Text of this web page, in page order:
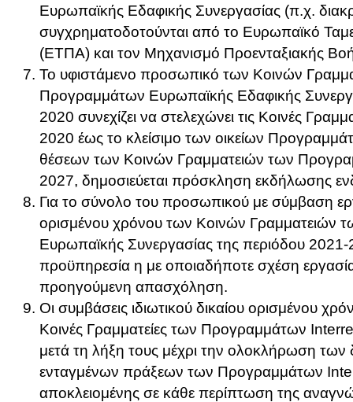
Ευρωπαϊκής Εδαφικής Συνεργασίας (π.χ.
συγχρηματοδοτούνται από το Ευρωπαϊκό
(ΕΤΠΑ) και τον Μηχανισμό Προενταξιακής
Το υφιστάμενο προσωπικό των Κοινών
Προγραμμάτων Ευρωπαϊκής Εδαφικής
2020 συνεχίζει να στελεχώνει τις Κοινές
2020 έως το κλείσιμο των οικείων
θέσεων των Κοινών Γραμματειών των
2027, δημοσιεύεται πρόσκληση εκδήλωσης
Για το σύνολο του προσωπικού με σύμβαση
ορισμένου χρόνου των Κοινών Γραμματειών
Ευρωπαϊκής Συνεργασίας της περιόδου 2021-
προϋπηρεσία η με οποιαδήποτε σχέση
προηγούμενη απασχόληση.
Οι συμβάσεις ιδιωτικού δικαίου ορισμένου
Κοινές Γραμματείες των Προγραμμάτων
μετά τη λήξη τους μέχρι την ολοκλήρωση των
ενταγμένων πράξεων των Προγραμμάτων
αποκλειομένης σε κάθε περίπτωση της